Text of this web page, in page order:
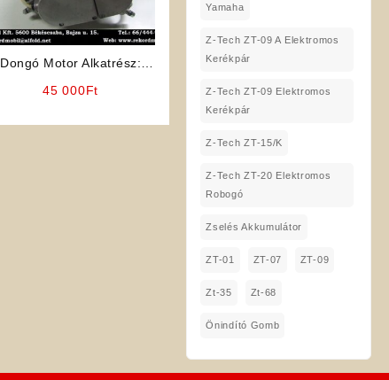
Dongó Motor Alkatrész:
45 000Ft
Yamaha
Z-Tech ZT-09 A Elektromos
Kerékpár
Z-Tech ZT-09 Elektromos
Kerékpár
Z-Tech ZT-15/K
Z-Tech ZT-20 Elektromos
Robogó
Zselés Akkumulátor
ZT-01 ZT-07 ZT-09
Zt-35 Zt-68
Önindító Gomb